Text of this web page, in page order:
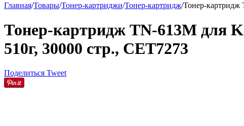
Главная/Товары/Тонер-картриджи/Тонер-картридж/Тонер-картридж
Тонер-картридж TN-613M для
510г, 30000 стр., CET7273
Поделиться Tweet